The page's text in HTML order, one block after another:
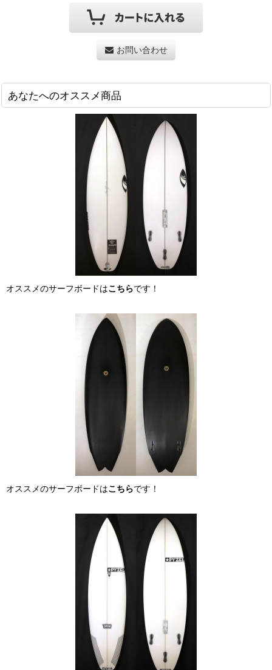
お問い合わせ
あなたへのオススメ商品
オススメのサーフボードはこちらです！
オススメのサーフボードはこちらです！